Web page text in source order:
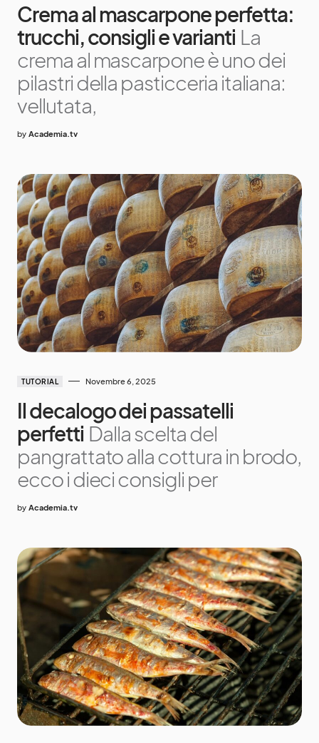
Crema al mascarpone perfetta:
trucchi, consigli e varianti La
crema al mascarpone è uno dei
pilastri della pasticceria italiana:
vellutata,
by Academia.tv
TUTORIAL Novembre 6, 2025
Il decalogo dei passatelli
perfetti Dalla scelta del
pangrattato alla cottura in brodo,
ecco i dieci consigli per
by Academia.tv